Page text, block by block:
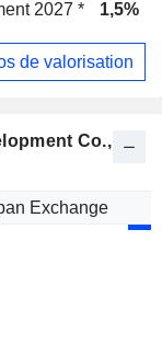
2027 * 1,5%
de valorisation
Co.,